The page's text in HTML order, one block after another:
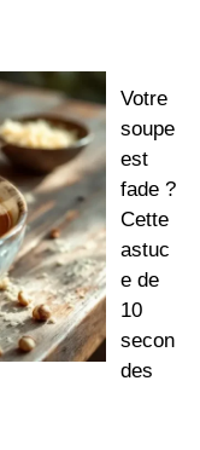
Votre
soupe
est
fade ?
Cette
astuc
e de
10
secon
des